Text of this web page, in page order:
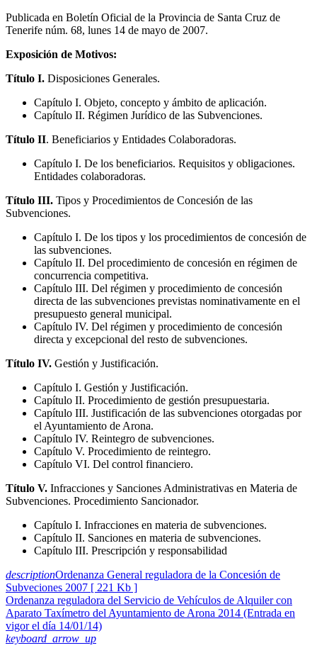
Publicada en Boletín Oficial de la Provincia de Santa Cruz de
Tenerife núm. 68, lunes 14 de mayo de 2007.
Exposición de Motivos:
Título I. Disposiciones Generales.
Capítulo I. Objeto, concepto y ámbito de aplicación.
Capítulo II. Régimen Jurídico de las Subvenciones.
Título II. Beneficiarios y Entidades Colaboradoras.
Capítulo I. De los beneficiarios. Requisitos y obligaciones.
Entidades colaboradoras.
Título III. Tipos y Procedimientos de Concesión de las
Subvenciones.
Capítulo I. De los tipos y los procedimientos de concesión de
las subvenciones.
Capítulo II. Del procedimiento de concesión en régimen de
concurrencia competitiva.
Capítulo III. Del régimen y procedimiento de concesión
directa de las subvenciones previstas nominativamente en el
presupuesto general municipal.
Capítulo IV. Del régimen y procedimiento de concesión
directa y excepcional del resto de subvenciones.
Título IV. Gestión y Justificación.
Capítulo I. Gestión y Justificación.
Capítulo II. Procedimiento de gestión presupuestaria.
Capítulo III. Justificación de las subvenciones otorgadas por
el Ayuntamiento de Arona.
Capítulo IV. Reintegro de subvenciones.
Capítulo V. Procedimiento de reintegro.
Capítulo VI. Del control financiero.
Título V. Infracciones y Sanciones Administrativas en Materia de
Subvenciones. Procedimiento Sancionador.
Capítulo I. Infracciones en materia de subvenciones.
Capítulo II. Sanciones en materia de subvenciones.
Capítulo III. Prescripción y responsabilidad
descriptionOrdenanza General reguladora de la Concesión de
Subveciones 2007 [ 221 Kb ]
Ordenanza reguladora del Servicio de Vehículos de Alquiler con
Aparato Taxímetro del Ayuntamiento de Arona 2014 (Entrada en
vigor el día 14/01/14)
keyboard_arrow_up